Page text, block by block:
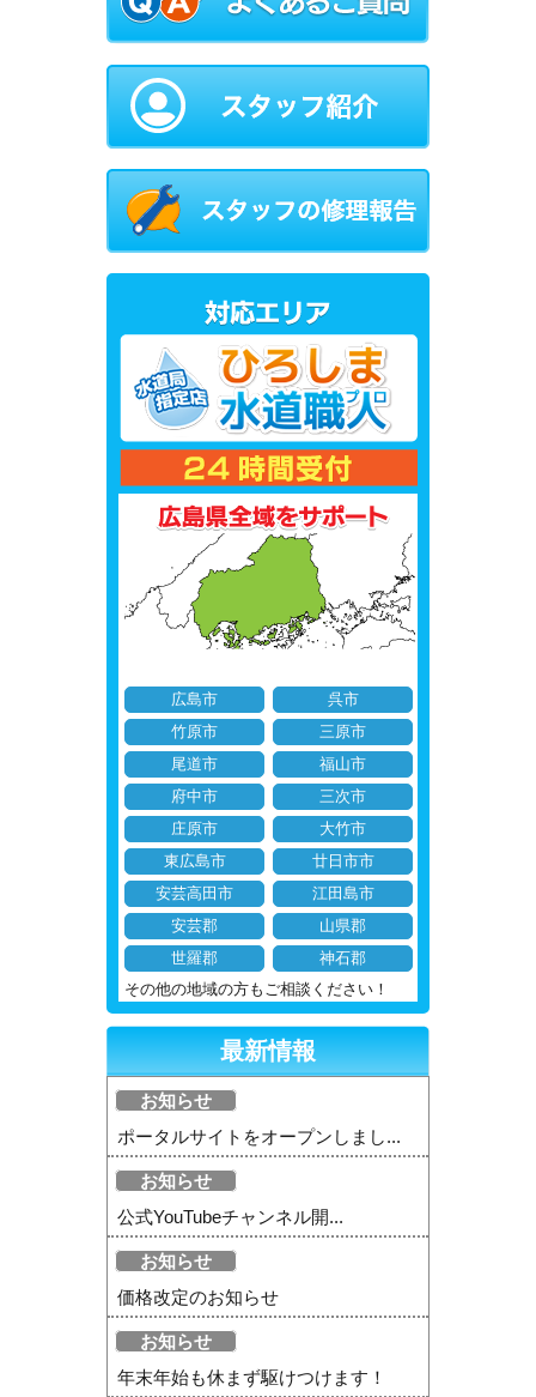
広島市
呉市
竹原市
三原市
尾道市
福山市
府中市
三次市
庄原市
大竹市
東広島市
廿日市市
安芸高田市
江田島市
安芸郡
山県郡
世羅郡
神石郡
その他の地域の方もご相談ください！
最新情報
お知らせ
ポータルサイトをオープンしまし...
お知らせ
公式YouTubeチャンネル開...
お知らせ
価格改定のお知らせ
お知らせ
年末年始も休まず駆けつけます！